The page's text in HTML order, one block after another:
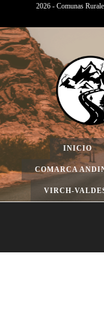
2026 - Comunas
INICIO
COMARCA
VIRCH-
Página
> Página Nueva >